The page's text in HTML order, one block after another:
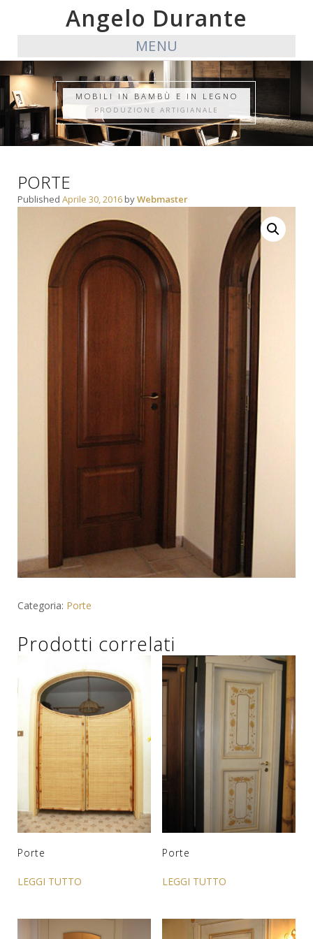
Angelo Durante
MENU
MOBILI IN BAMBÙ E IN LEGNO
PRODUZIONE ARTIGIANALE
PORTE
Published Aprile 30, 2016 byWebmaster
Categoria: Porte
Prodotti correlati
Porte
LEGGI TUTTO
Porte
LEGGI TUTTO